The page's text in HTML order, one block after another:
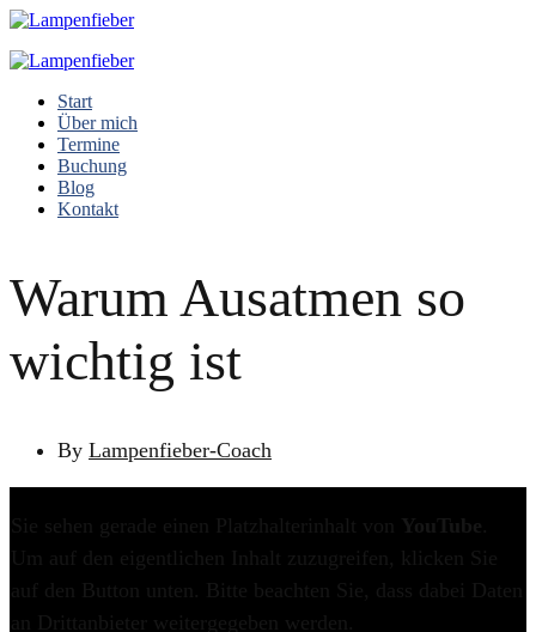
Start
Über mich
Termine
Buchung
Blog
Kontakt
Warum Ausatmen so
wichtig ist
By Lampenfieber-Coach